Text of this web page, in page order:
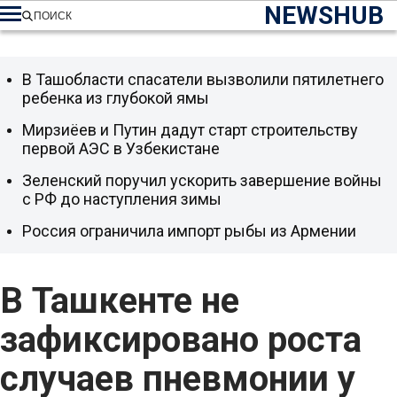
NEWSHUB
ПОИСК
В Ташкенте не
зафиксировано роста
случаев пневмонии у
В Ташобласти спасатели вызволили пятилетнего
ребенка из глубокой ямы
Мирзиёев и Путин дадут старт строительству
первой АЭС в Узбекистане
Зеленский поручил ускорить завершение войны
с РФ до наступления зимы
Россия ограничила импорт рыбы из Армении